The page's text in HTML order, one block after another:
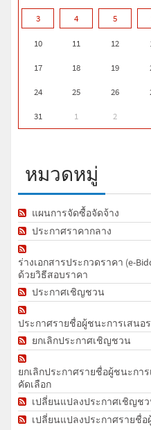
3 4 5
10 11 12
17 18 19
24 25 26
31 1 2
หมวดหมู่
แผนการจัดซื้อจัดจ้าง
ประกาศราคากลาง
ร่างเอกสารประกวดราคา (e-
ด้วยวิธีสอบราคา
ประกาศเชิญชวน
ประกาศรายชื่อผู้ชนะการเสนอ
ยกเลิกประกาศเชิญชวน
ยกเลิกประกาศรายชื่อผู้ชนะกา
คัดเลือก
เปลี่ยนแปลงประกาศเชิญช
เปลี่ยนแปลงประกาศรายชื่